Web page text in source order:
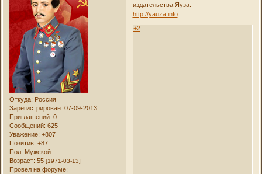
Откуда: Россия
Зарегистрирован: 07-09-2013
Приглашений: 0
Сообщений: 625
Уважение: +807
Позитив: +87
Пол: Мужской
Возраст: 55[1971-03-13]
Провел на форуме:
издательства Яуза.
http://yauza.info
+2